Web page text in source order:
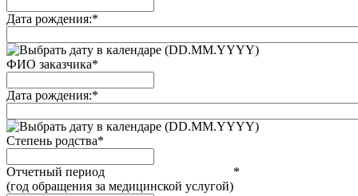
Дата рождения:*
(DD.MM.YYYY)
ФИО заказчика*
Дата рождения:*
(DD.MM.YYYY)
Степень родства*
Отчетный период
(год обращения за медицинской услугой)
*